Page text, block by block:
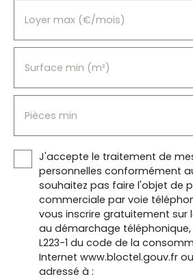
Loyer max (€/mois)
Surface min (m²)
Pièces min
J'accepte le traitement de
personnelles conformément au
souhaitez pas faire l'objet de
commerciale par voie
vous inscrire gratuitement sur
au démarchage
L223-1 du code de la
Internet www.bloctel.gouv.fr
adressé à :